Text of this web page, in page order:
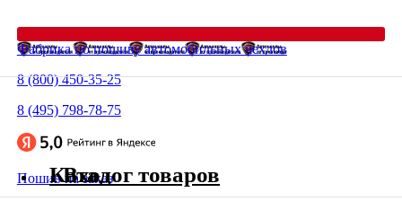
Фабрика по пошиву автомобильных чехлов
8 (800) 450-35-25
8 (495) 798-78-75
Пошив на заказ
Каталог товаров
Вход